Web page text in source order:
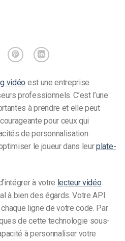
vidéo est une entreprise
professionnels. C’est l’une
à prendre et elle peut
pour ceux qui
de personnalisation
le joueur dans leurplate-
à votre lecteur vidéo
à bien des égards. Votre API
ligne de votre code. Par
de cette technologie sous-
à personnaliser votre